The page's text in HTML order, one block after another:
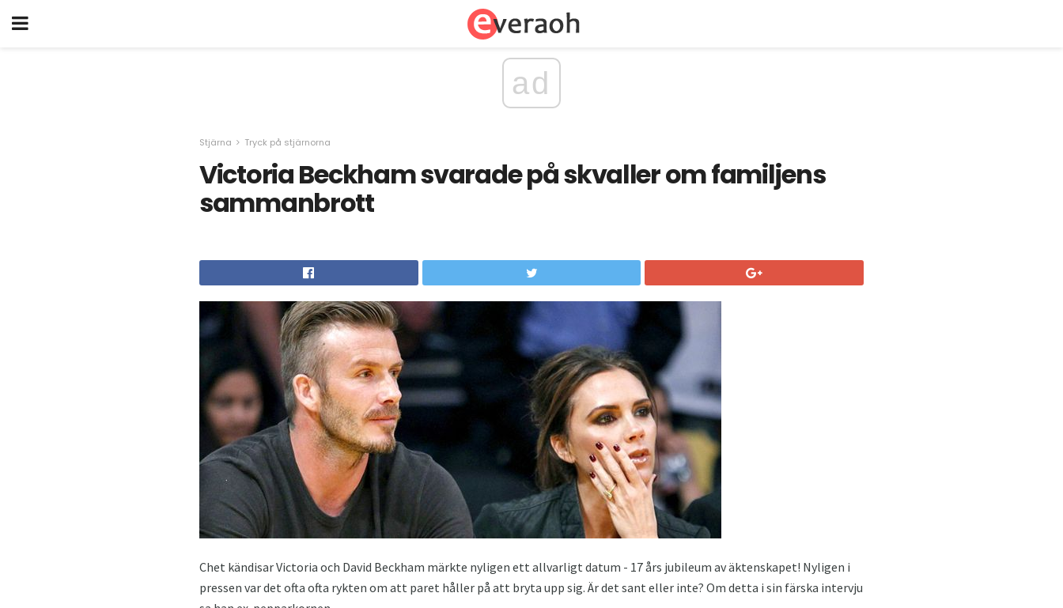
ad
Stjärna Tryck på stjärnorna
Victoria Beckham svarade på skvaller om familjens
sammanbrott
Chet kändisar Victoria och David Beckham märkte nyligen ett allvarligt datum - 17 års jubileum av äktenskapet! Nyligen i
pressen var det ofta ofta rykten om att paret håller på att bryta upp sig. Är det sant eller inte? Om detta i sin färska intervju